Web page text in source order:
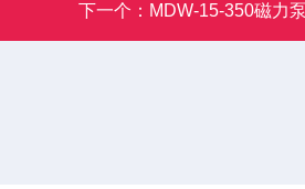
下一个： MDW-15-350磁力